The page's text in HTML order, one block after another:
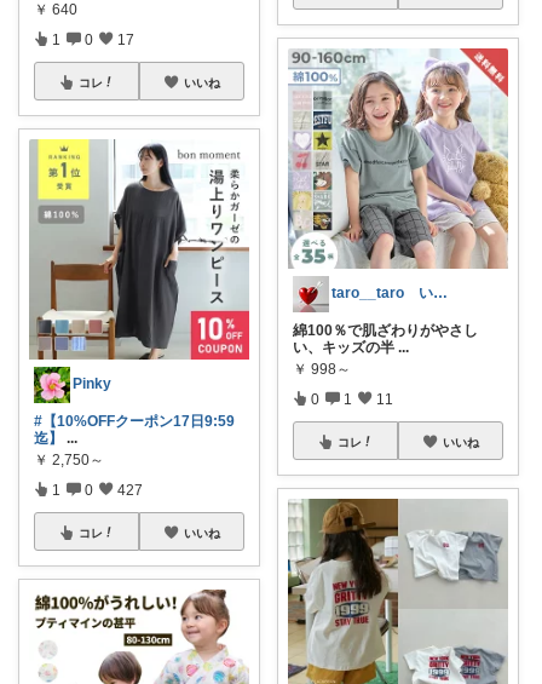
￥ 640
1 0 17
コレ いいね
Pinky
#【10%OFFクーポン17日9:59
迄】
...
￥ 2,750～
1 0 427
コレ いいね
taro__taro いらっしゃませ🎶
綿100％で肌ざわりがやさし
い、キッズの半 ...
￥ 998～
0 1 11
コレ いいね